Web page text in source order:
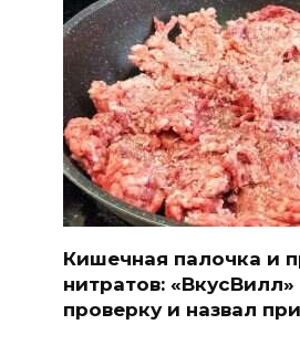
Кишечная палочка и
нитратов: «ВкусВилл»
проверку и назвал